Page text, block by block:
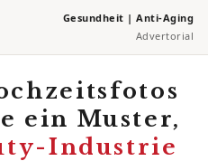
Gesundheit | Anti-Aging
Advertorial
ein Muster,
Industrie